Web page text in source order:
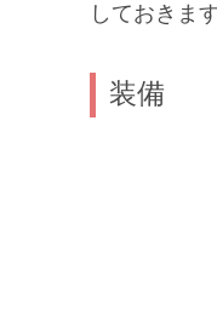
しておきます
装備